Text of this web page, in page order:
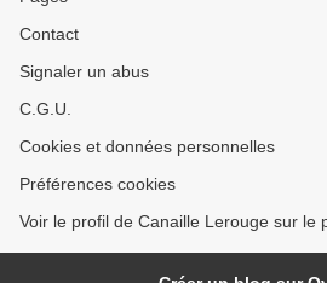
Contact
Signaler un abus
C.G.U.
Cookies et données personnelles
Préférences cookies
Voir le profil de Canaille Lerouge sur le